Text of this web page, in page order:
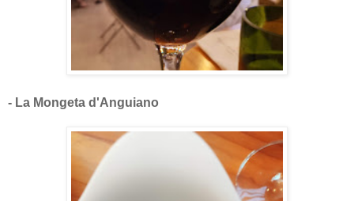
- La Mongeta d'Anguiano